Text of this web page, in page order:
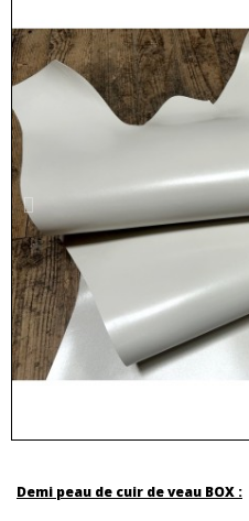
Demi peau de cuir de veau BOX :